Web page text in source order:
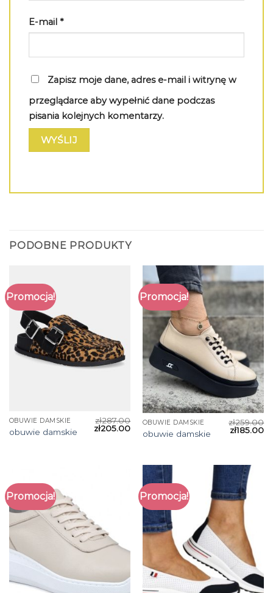
E-mail *
Zapisz moje dane, adres e-mail i witrynę w
przeglądarce aby wypełnić dane podczas
pisania kolejnych komentarzy.
PODOBNE PRODUKTY
Promocja!
OBUWIE DAMSKIE
obuwie damskie
zł287.00
zł205.00
Promocja!
OBUWIE DAMSKIE
obuwie damskie
zł259.00
zł185.00
Promocja! Promocja!